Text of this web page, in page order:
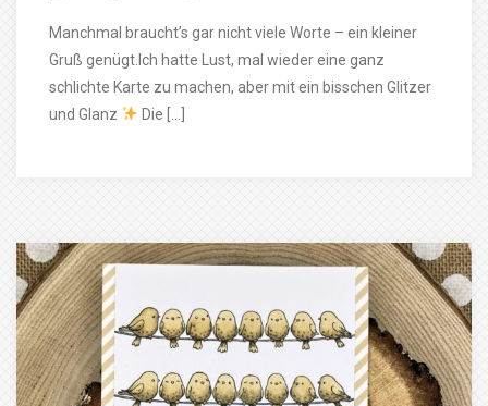
Manchmal braucht’s gar nicht viele Worte – ein kleiner
Gruß genügt.Ich hatte Lust, mal wieder eine ganz
schlichte Karte zu machen, aber mit ein bisschen Glitzer
und Glanz
Die […]